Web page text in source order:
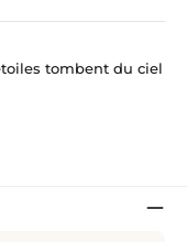
tombent du ciel